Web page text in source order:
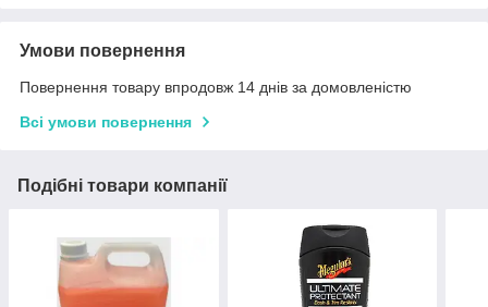
Умови повернення
Повернення товару впродовж 14 днів за домовленістю
Всі умови повернення
Подібні товари компанії